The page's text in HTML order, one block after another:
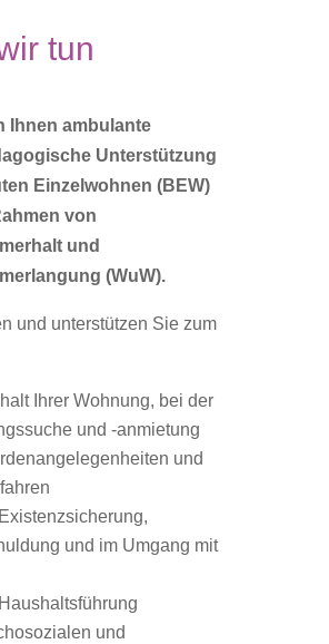
tun
Ihnen ambulante
Unterstützung
Einzelwohnen (BEW)
von
und
(WuW).
und unterstützen Sie zum
Ihrer Wohnung, bei der
und -anmietung
und
und im Umgang mit
und